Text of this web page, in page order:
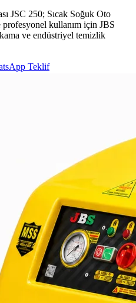
JSC 250; Sıcak Soğuk Oto
kullanım için JBS
ve endüstriyel temizlik
Teklif